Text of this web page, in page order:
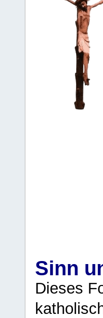
Sinn
Dieses